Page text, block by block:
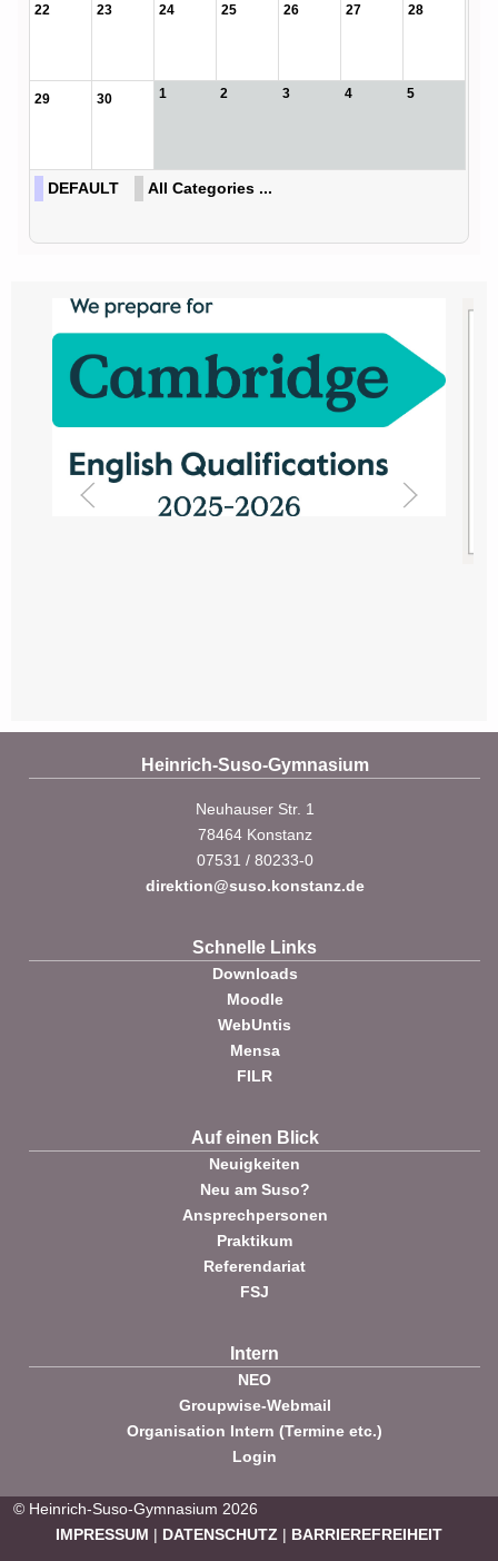
22 23 24 25 26 27 28
29 30 1 2 3 4 5
DEFAULT All Categories ...
Heinrich-Suso-Gymnasium
Neuhauser Str. 1
78464 Konstanz
07531 / 80233-0
direktion@suso.konstanz.de
Schnelle Links
Downloads
Moodle
WebUntis
Mensa
FILR
Auf einen Blick
Neuigkeiten
Neu am Suso?
Ansprechpersonen
Praktikum
Referendariat
FSJ
Intern
NEO
Groupwise-Webmail
Organisation Intern (Termine etc.)
Login
© Heinrich-Suso-Gymnasium 2026
IMPRESSUM | DATENSCHUTZ | BARRIEREFREIHEIT